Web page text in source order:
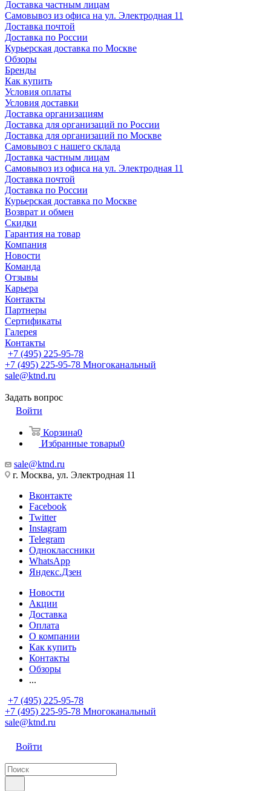
Доставка частным лицам
Самовывоз из офиса на ул. Электродная 11
Доставка почтой
Доставка по России
Курьерская доставка по Москве
Обзоры
Бренды
Как купить
Условия оплаты
Условия доставки
Доставка организациям
Доставка для организаций по России
Доставка для организаций по Москве
Самовывоз с нашего склада
Доставка частным лицам
Самовывоз из офиса на ул. Электродная 11
Доставка почтой
Доставка по России
Курьерская доставка по Москве
Возврат и обмен
Скидки
Гарантия на товар
Компания
Новости
Команда
Отзывы
Карьера
Контакты
Партнеры
Сертификаты
Галерея
Контакты
+7 (495) 225-95-78
+7 (495) 225-95-78 Многоканальный
sale@ktnd.ru
Задать вопрос
Войти
Корзина0
Избранные товары0
sale@ktnd.ru
г. Москва, ул. Электродная 11
Вконтакте
Facebook
Twitter
Instagram
Telegram
Одноклассники
WhatsApp
Яндекс.Дзен
Новости
Акции
Доставка
Оплата
О компании
Как купить
Контакты
Обзоры
...
+7 (495) 225-95-78
+7 (495) 225-95-78 Многоканальный
sale@ktnd.ru
Войти